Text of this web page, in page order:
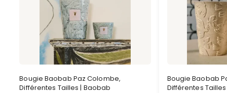
Bougie Baobab Paz Colombe,
Différentes Tailles | Baobab
Bougie Baobab
Différentes